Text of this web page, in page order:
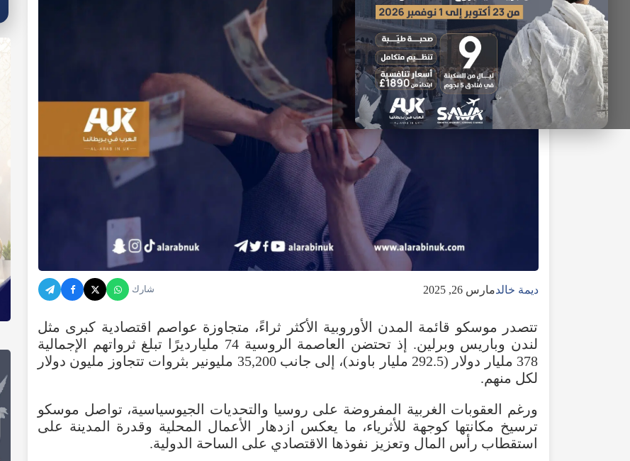
ديمة خالدمارس 26, 2025 شارك
تتصدر موسكو قائمة المدن الأوروبية الأكثر ثراءً، متجاوزة عواصم اقتصادية كبرى مثل
لندن وباريس وبرلين. إذ تحتضن العاصمة الروسية 74 مليارديرًا تبلغ ثرواتهم الإجمالية
378 مليار دولار (292.5 مليار باوند)، إلى جانب 35,200 مليونير بثروات تتجاوز مليون دولار
لكل منهم.
ورغم العقوبات الغربية المفروضة على روسيا والتحديات الجيوسياسية، تواصل موسكو
ترسيخ مكانتها كوجهة للأثرياء، ما يعكس ازدهار الأعمال المحلية وقدرة المدينة على
استقطاب رأس المال وتعزيز نفوذها الاقتصادي على الساحة الدولية.